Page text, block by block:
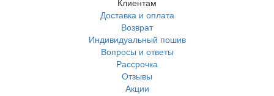
Клиентам
Доставка и оплата
Возврат
Индивидуальный пошив
Вопросы и ответы
Рассрочка
Отзывы
Акции